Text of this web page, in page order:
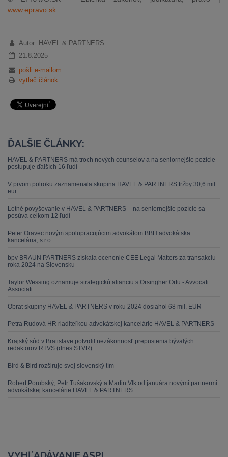
www.epravo.sk
Autor: HAVEL & PARTNERS
21.8.2025
pošli e-mailom
vytlač článok
ĎALŠIE ČLÁNKY:
HAVEL & PARTNERS má troch nových counselov a na seniornejšie pozície
postupuje ďalších 16 ľudí
V prvom polroku zaznamenala skupina HAVEL & PARTNERS tržby 30,6 mil.
eur
Letné povyšovanie v HAVEL & PARTNERS – na seniornejšie pozície sa
posúva celkom 12 ľudí
Peter Oravec novým spolupracujúcim advokátom BBH advokátska
kancelária, s.r.o.
bpv BRAUN PARTNERS získala ocenenie CEE Legal Matters za transakciu
roka 2024 na Slovensku
Taylor Wessing oznamuje strategickú alianciu s Orsingher Ortu - Avvocati
Associati
Obrat skupiny HAVEL & PARTNERS v roku 2024 dosiahol 68 mil. EUR
Petra Rudová HR riaditeľkou advokátskej kancelárie HAVEL & PARTNERS
Krajský súd v Bratislave potvrdil nezákonnosť prepustenia bývalých
redaktorov RTVS (dnes STVR)
Bird & Bird rozširuje svoj slovenský tím
Robert Porubský, Petr Tušakovský a Martin Vlk od januára novými partnermi
advokátskej kancelárie HAVEL & PARTNERS